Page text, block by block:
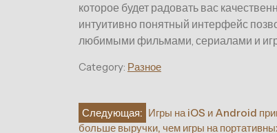
которое будет радовать вас
интуитивно понятный интерфейс
любимыми фильмами, сериалами и
Category: Разное
Навигация
Следующая: Игры на iOS и Android
больше выручки, чем игры на